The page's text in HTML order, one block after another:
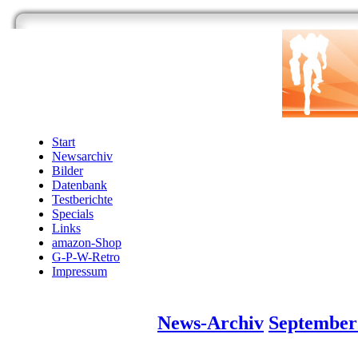
Start
Newsarchiv
Bilder
Datenbank
Testberichte
Specials
Links
amazon-Shop
G-P-W-Retro
Impressum
News-Archiv